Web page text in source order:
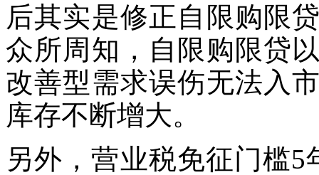
后其实是修正自限购限
众所周知，自限购限贷
改善型需求误伤无法入
库存不断增大。
另外，营业税免征门槛